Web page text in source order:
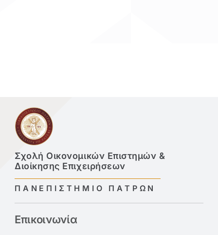
Σχολή Οικονομικών Επιστημών &
Διοίκησης Επιχειρήσεων
ΠΑΝΕΠΙΣΤΗΜΙΟ ΠΑΤΡΩΝ
Επικοινωνία